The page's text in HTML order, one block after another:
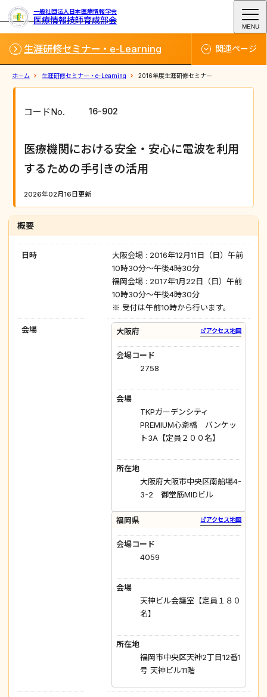
一般社団法人日本医療情報学会
医療情報技師育成部会
生涯研修セミナー・e-Learning 関連ページ
ホーム 生涯研修セミナー・e-Learning 2016年度生涯研修セミナー
コードNo. 16-902
医療機関における安全・安心に電波を利用
するための手引きの活用
2026年02月16日更新
概要
日時
大阪会場 : 2016年12月11日（日）午前
10時30分～午後4時30分
福岡会場 : 2017年1月22日（日）午前
10時30分～午後4時30分
※ 受付は午前10時から行います。
会場 大阪府 アクセス地図
会場コード
2758
会場
TKPガーデンシティ
PREMIUM心斎橋 バンケッ
ト3A【定員２００名】
所在地
大阪府大阪市中央区南船場4-
3-2 御堂筋MIDビル
福岡県 アクセス地図
会場コード
4059
会場
天神ビル会議室【定員１８０
名】
所在地
福岡市中央区天神2丁目12番1
号 天神ビル11階
MENU